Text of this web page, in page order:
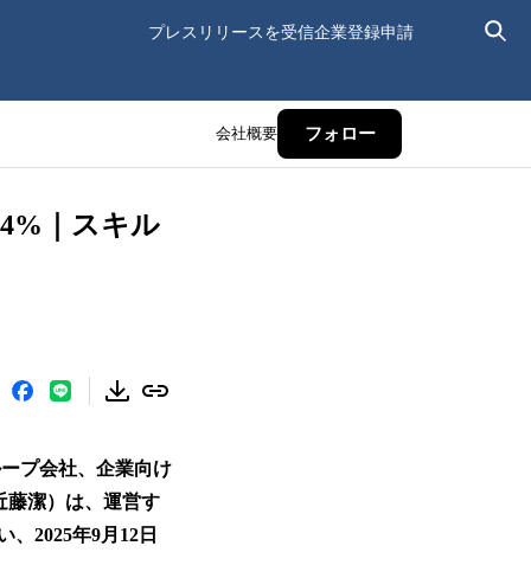
プレスリリースを受信企業登録申請
会社概要 フォロー
｜スキル
プ会社、企業向け
藤潔）は、運営す
、2025年9月12日